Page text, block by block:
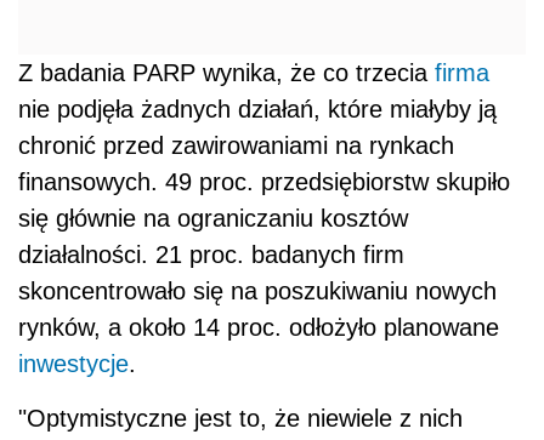
Z badania PARP wynika, że co trzecia firma
nie podjęła żadnych działań, które miałyby ją
chronić przed zawirowaniami na rynkach
finansowych. 49 proc. przedsiębiorstw skupiło
się głównie na ograniczaniu kosztów
działalności. 21 proc. badanych firm
skoncentrowało się na poszukiwaniu nowych
rynków, a około 14 proc. odłożyło planowane
inwestycje.
"Optymistyczne jest to, że niewiele z nich